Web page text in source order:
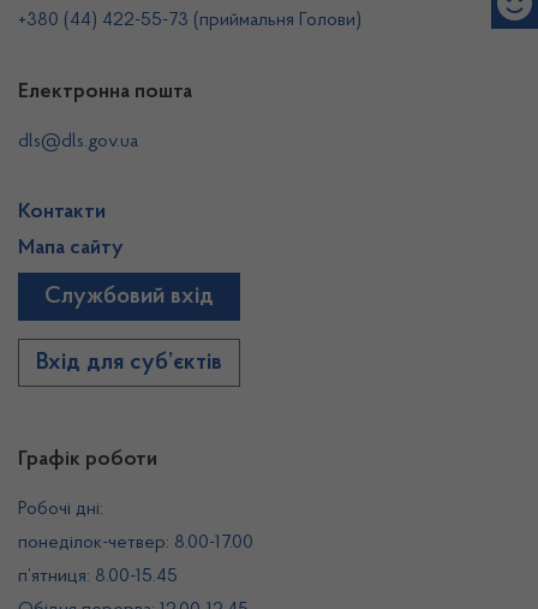
Графік роботи
Робочі дні:
понеділок-четвер: 8.00-17.00
п’ятниця: 8.00-15.45
+380 (44) 422-55-73 (приймальня Голови)
Електронна пошта
dls@dls.gov.ua
Контакти
Мапа сайту
Службовий вхід
Вхід для суб’єктів